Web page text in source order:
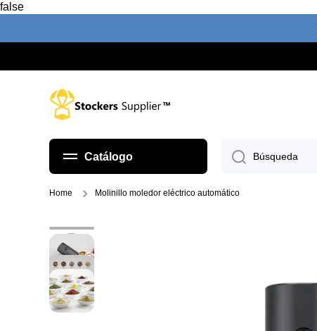
false
Ir directamente al contenido
Catálogo Búsqueda
Home Molinillo moledor eléctrico automático